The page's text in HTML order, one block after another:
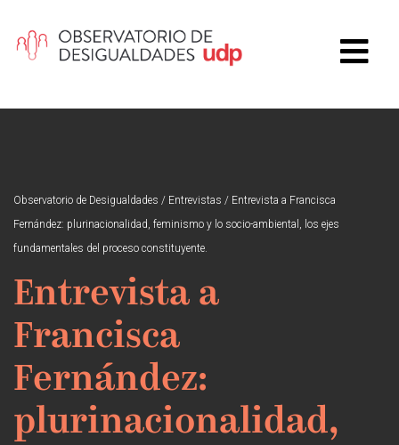
Observatorio de Desigualdades / Entrevistas / Entrevista a Francisca
Fernández: plurinacionalidad, feminismo y lo socio-ambiental, los ejes
fundamentales del proceso constituyente.
Entrevista a
Francisca
Fernández:
plurinacionalidad,